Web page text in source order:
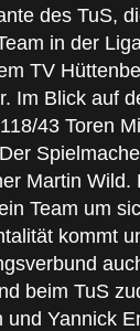
des TuS,
in der
TV
Im Blick auf
43 Toren
Martin
Team um
kommt
beim TuS
und Yannick